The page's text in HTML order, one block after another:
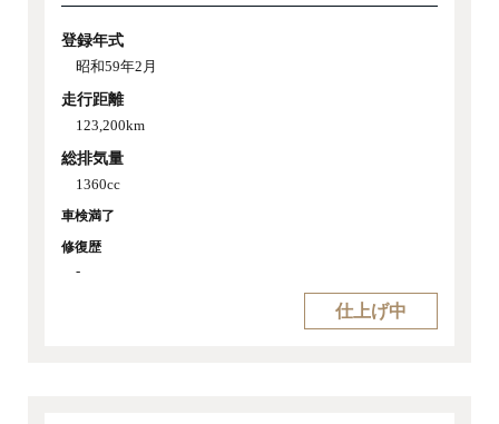
登録年式
昭和59年2月
走行距離
123,200km
総排気量
1360cc
車検満了
修復歴
-
仕上げ中